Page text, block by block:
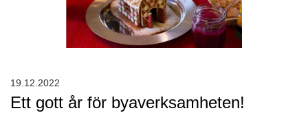
Ett gott år för byaverksamheten!
19.12.2022